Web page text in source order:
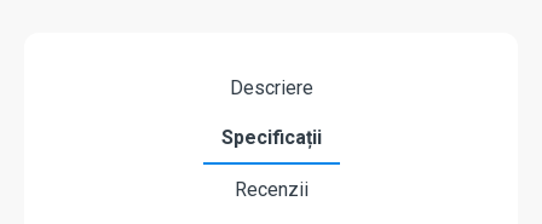
Descriere
Specificații
Recenzii